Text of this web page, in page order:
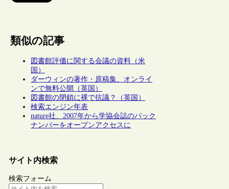
類似の記事
図書館評価に関する会議の資料（米
国）
ダーウィンの著作・原稿集、オンライ
ンで無料公開（英国）
図書館の閉鎖に裸で抗議？（英国）
検索エンジン年表
nature社、2007年から学協会誌のバック
ナンバーをオープンアクセスに
サイト内検索
検索フォーム